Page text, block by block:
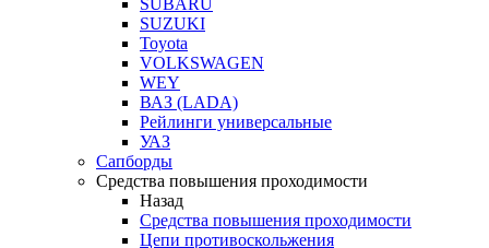
SUBARU
SUZUKI
Toyota
VOLKSWAGEN
WEY
ВАЗ (LADA)
Рейлинги универсальные
УАЗ
Сапборды
Средства повышения проходимости
Назад
Средства повышения проходимости
Цепи противоскольжения